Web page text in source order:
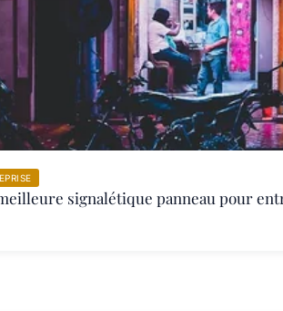
signalétique panneau pour